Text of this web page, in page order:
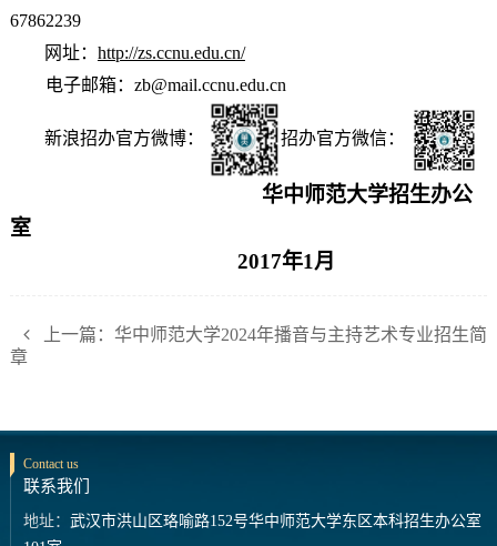
67862239
网址： http://zs.ccnu.edu.cn/
电子邮箱： zb@mail.ccnu.edu.cn
新浪招办官方微博： 招办官方微信：
华中师范大学招生办公
室
2017年1月
上一篇：华中师范大学2024年播音与主持艺术专业招生简
章
Contact us
联系我们
地址： 武汉市洪山区珞喻路152号华中师范大学东区本科招生办公室